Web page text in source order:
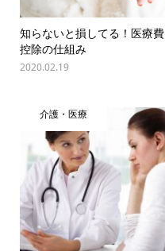
知らないと損してる！医療費
控除の仕組み
2020.02.19
介護・医療